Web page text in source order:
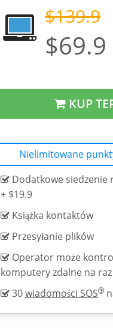
$139.9
$69.9
KUP
Nielimitowane
Dodatkowe siedzenie
+ $19.9
Książka kontaktów
Przesyłanie plików
Operator może
komputery zdalne na raz
30wiadomości SOS